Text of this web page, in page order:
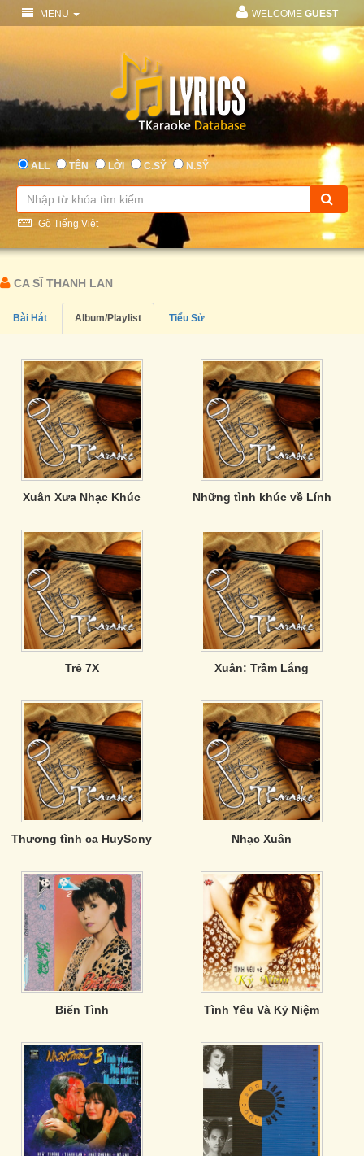
MENU WELCOME GUEST
ALL TÊN LỜI C.SỸ N.SỸ
Gõ Tiếng Việt
CA SĨ THANH LAN
Bài Hát Album/Playlist Tiểu Sử
Xuân Xưa Nhạc Khúc Những tình khúc về Lính
Trẻ 7X Xuân: Trầm Lắng
Thương tình ca HuySony Nhạc Xuân
Biển Tình Tình Yêu Và Kỷ Niệm